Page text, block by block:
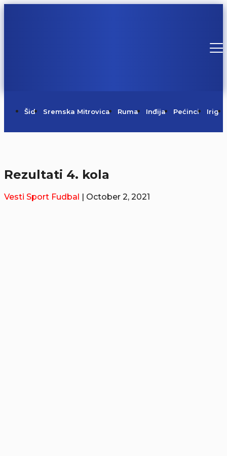
Šid Sremska Mitrovica Ruma Inđija Pećinci Irig
Rezultati 4. kola
Vesti Sport Fudbal | October 2, 2021